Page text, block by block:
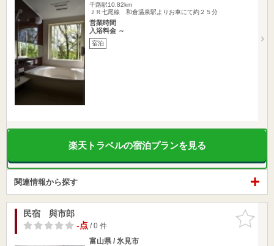
千路駅10.82km
ＪＲ七尾線 和倉温泉駅よりお車にて約２５分
営業時間
入浴料金 ～
宿泊
楽天トラベルの宿泊プランを見る
関連情報から探す
お気に入
りに追加
民宿 與市郎
-点/ 0 件
富山県 / 氷見市